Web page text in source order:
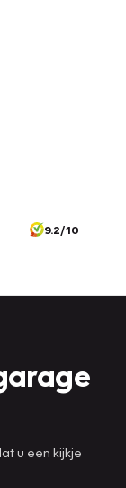
9.2/10
u een kijkje